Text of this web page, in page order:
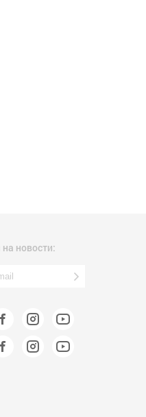
новости: